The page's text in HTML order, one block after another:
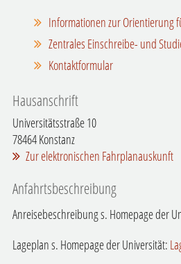
Informationen zur Orientierung
Zentrales Einschreibe- und
Kontaktformular
Hausanschrift
Universitätsstraße 10
78464Konstanz
Zur elektronischen Fahrplanauskunft
Anfahrtsbeschreibung
Anreisebeschreibung s. Homepage der
Lageplan s. Homepage der Universität: